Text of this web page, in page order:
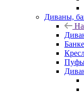
Диваны,